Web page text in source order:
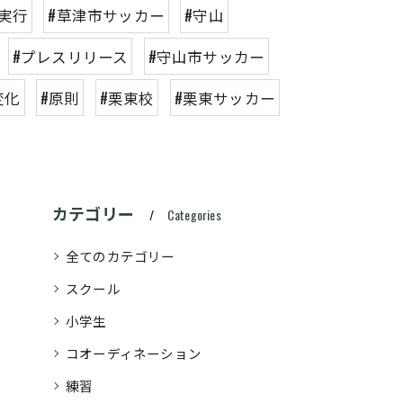
行 #草津市サッカー
#守山
#プレスリリース
#守山市サッカー
化 #原則 #栗東校
#栗東サッカー
カテゴリー Categories
全てのカテゴリー
スクール
小学生
コオーディネーション
練習